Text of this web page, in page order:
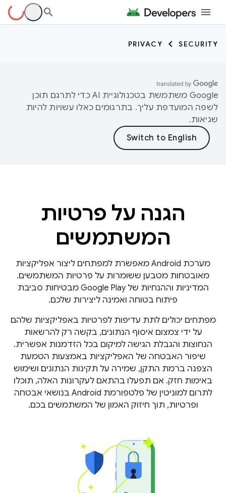
SECURITY
PRIVACY
‫Google משתמשת בטכנולוגיית AI כדי לתרגם תוכן
לשפה המועדפת עליך. בתרגומים כאלו עשויות להיות
שגיאות.
הגנה על פרטיות
המשתמשים
מערכת Android מאפשרת למפתחים ליצור אפליקציות
מאובטחות מטבען ששומרות על פרטיות המשתמשים.
המדיניות וההנחיות של Google Play מבטיחות סביבת
פיתוח בטוחה ואמינה ליצירות שלכם.
מפתחים יכולים לתת עדיפות לפרטיות באפליקציות שלהם
על ידי צמצום איסוף הנתונים, בקשה רק להרשאות
הנחוצות והגבלת הגישה למיקום בכל הזדמנות אפשרית.
שיפור האבטחה של האפליקציות באמצעות הטמעת
הצפנה ברמת התקן, שמירה על תקינות הנתונים ושימוש
באימות חזק. אם תפעלו בהתאם לעקרונות האלה, תוכלו
לתרום למוניטין של פלטפורמת Android בנושאי אבטחה
ופרטיות, תוך חיזוק האמון של המשתמשים בכם.